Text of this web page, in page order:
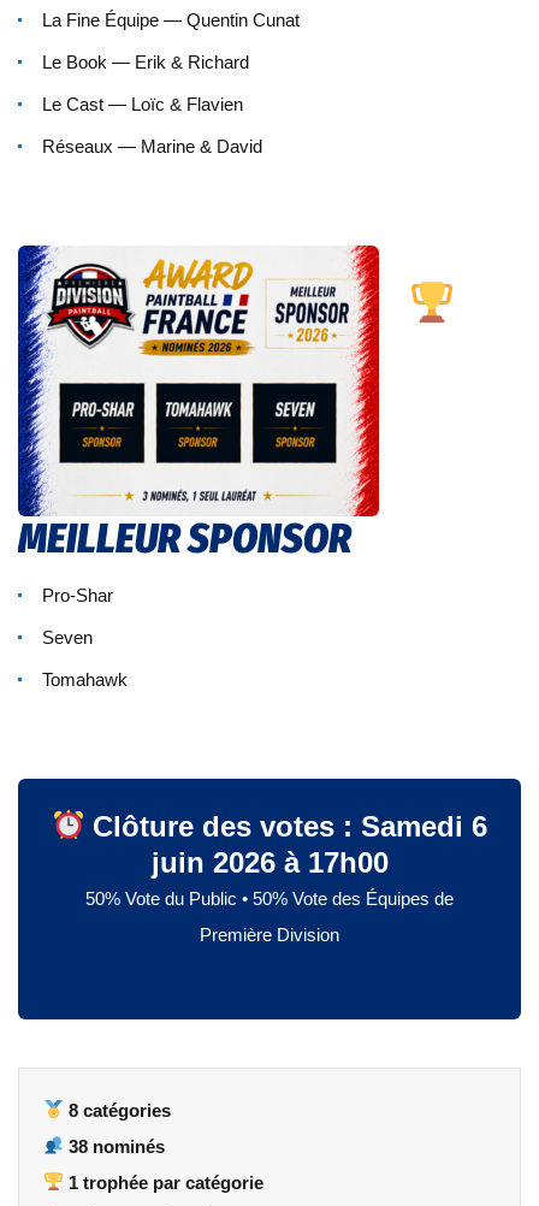
La Fine Équipe — Quentin Cunat
Le Book — Erik & Richard
Le Cast — Loïc & Flavien
Réseaux — Marine & David
MEILLEUR SPONSOR
Pro-Shar
Seven
Tomahawk
Clôture des votes : Samedi 6
juin 2026 à 17h00
50% Vote du Public • 50% Vote des Équipes de
Première Division
8 catégories
38 nominés
1 trophée par catégorie